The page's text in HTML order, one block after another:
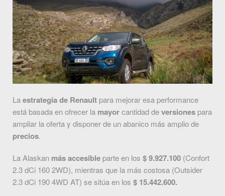
Laestrategia de Renault para mejorar esa performance
está basada en ofrecer la mayorcantidad deversiones para
ampliar la oferta y disponer de un abanico más amplio de
precios.
La Alaskan más accesible parte en los $ 9.927.100 (Confort
2.3 dCi 160 2WD), mientras que la más costosa (Outsider
2.3 dCi 190 4WD AT) se sitúa en los $ 15.442.600.